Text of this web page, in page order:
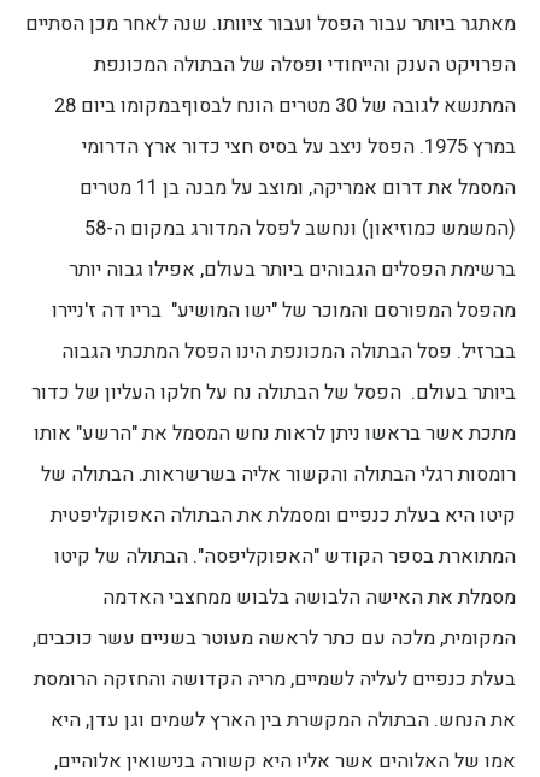
מאתגר ביותר עבור הפסל ועבור ציוותו. שנה לאחר מכן הסתיים
הפרויקט הענק והייחודי ופסלה של הבתולה המכונפת
המתנשא לגובה של 30 מטרים הונח לבסוףבמקומו ביום 28
במרץ 1975. הפסל ניצב על בסיס חצי כדור ארץ הדרומי
המסמל את דרום אמריקה, ומוצב על מבנה בן 11 מטרים
(המשמש כמוזיאון) ונחשב לפסל המדורג במקום ה-58
ברשימת הפסלים הגבוהים ביותר בעולם, אפילו גבוה יותר
מהפסל המפורסם והמוכר של "ישו המושיע" בריו דה ז'ניירו
בברזיל. פסל הבתולה המכונפת הינו הפסל המתכתי הגבוה
ביותר בעולם. הפסל של הבתולה נח על חלקו העליון של כדור
מתכת אשר בראשו ניתן לראות נחש המסמל את "הרשע" אותו
רומסות רגלי הבתולה והקשור אליה בשרשראות. הבתולה של
קיטו היא בעלת כנפיים ומסמלת את הבתולה האפוקליפטית
המתוארת בספר הקודש "האפוקליפסה". הבתולה של קיטו
מסמלת את האישה הלבושה בלבוש ממחצבי האדמה
המקומית, מלכה עם כתר לראשה מעוטר בשניים עשר כוכבים,
בעלת כנפיים לעליה לשמיים, מריה הקדושה והחזקה הרומסת
את הנחש. הבתולה המקשרת בין הארץ לשמים וגן עדן, היא
אמו של האלוהים אשר אליו היא קשורה בנישואין אלוהיים,